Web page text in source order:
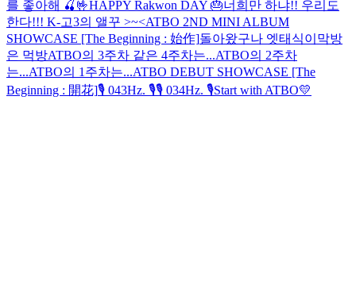
를 좋아해 🍒🤟HAPPY Rakwon DAY 🎂너희만 하냐!! 우리도
한다!!! K-고3의 앨꾸 >~<ATBO 2ND MINI ALBUM
SHOWCASE [The Beginning : 始作]돌아왔구나 엣태식이 막방
은 먹방ATBO의 3주차 같은 4주차는...ATBO의 2주차
는...ATBO의 1주차는...ATBO DEBUT SHOWCASE [The
Beginning : 開花]🎙 043Hz. 🎙🎙 034Hz. 🎙Start with ATBO💛